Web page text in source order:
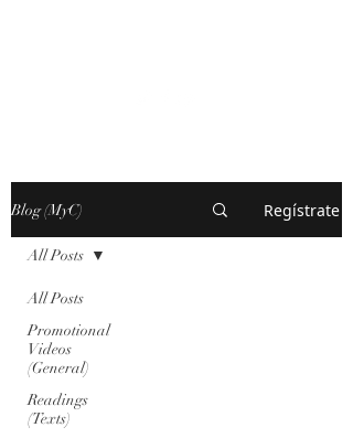
Blog (MyC) Regístrate
All Posts
Promotional
Videos
(General)
Readings
(Texts)
All Posts